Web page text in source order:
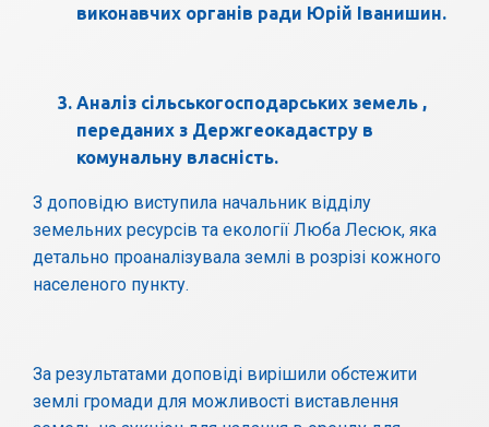
виконавчих органів ради Юрій Іванишин.
Аналіз сільськогосподарських земель ,
переданих з Держгеокадастру в
комунальну власність.
З доповідю виступила начальник відділу
земельних ресурсів та екології Люба Лесюк, яка
детально проаналізувала землі в розрізі кожного
населеного пункту.
За результатами доповіді вирішили обстежити
землі громади для можливості виставлення